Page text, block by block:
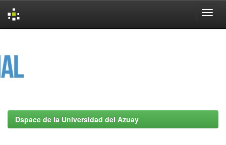
Dspace de la Universidad del Azuay